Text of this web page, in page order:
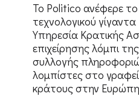
Το Politico ανέφερε το
τεχνολογικού
Υπηρεσία Κρατικής
επιχείρησης λόμπι
συλλογής
λομπίστες στο
κράτους στην